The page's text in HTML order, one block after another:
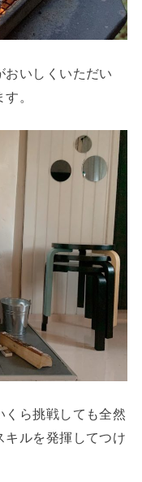
おいしくいただい
。
くら挑戦しても全然
キルを発揮してつけ